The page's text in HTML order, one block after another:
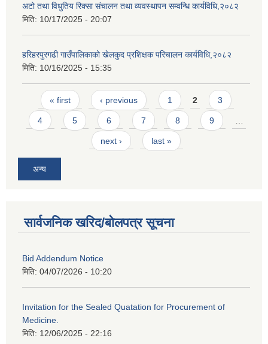
अटो तथा विधुतिय रिक्सा संचालन तथा व्यवस्थापन सम्वन्धि कार्यविधि,२०८२
मिति: 10/17/2025 - 20:07
हरिहरपुरगढी गाउँपालिकाको खेलकुद प्रशिक्षक परिचालन कार्यविधि,२०८२
मिति: 10/16/2025 - 15:35
Pages
« first ‹ previous 1 2 3
4 5 6 7 8 9 …
next › last »
अन्य
सार्वजनिक खरिद/बोलपत्र सूचना
Bid Addendum Notice
मिति: 04/07/2026 - 10:20
Invitation for the Sealed Quatation for Procurement of
Medicine.
मिति: 12/06/2025 - 22:16